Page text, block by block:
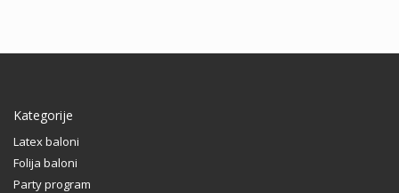
Kategorije
Latex baloni
Folija baloni
Party program